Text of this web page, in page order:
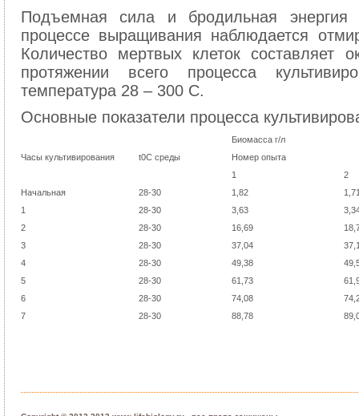
Подъемная сила и бродильная
процессе выращивания наблюдается
Количество мертвых клеток
протяжении всего процесса
температура 28 – 300 С.
Основные показатели процесса
Часы культивирования t0С среды
Биомасса г/л
Номер опыта
1
2
Начальная
28-30 1,82
1
28-30 3,63
2
28-30 16,69
3
28-30 37,04
4
28-30 49,38
5
28-30 61,73
6
28-30 74,08
7
28-30 88,78